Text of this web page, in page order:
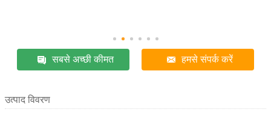
सबसे अच्छी कीमत हमसे संपर्क करें
उत्पाद विवरण